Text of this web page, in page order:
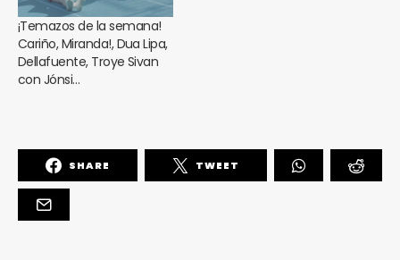
¡Temazos de la semana!
Cariño, Miranda!, Dua Lipa,
Dellafuente, Troye Sivan
con Jónsi…
SHARE TWEET